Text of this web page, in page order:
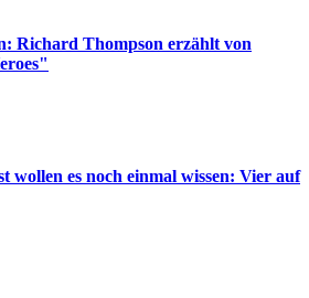
Richard Thompson erzählt von
wollen es noch einmal wissen: Vier auf